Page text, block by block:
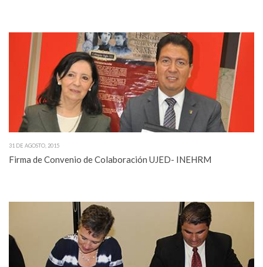
31 DE AGOSTO, 2015
Firma de Convenio de Colaboración UJED- INEHRM